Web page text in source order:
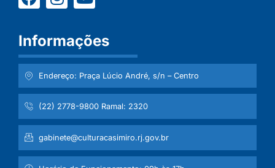
Informações
Endereço: Praça Lúcio André, s/n – Centro
(22) 2778-9800 Ramal: 2320
gabinete@culturacasimiro.rj.gov.br